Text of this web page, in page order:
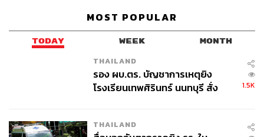
สามารถติดตาม THE STANDARD WEALTH
MOST POPULAR
TODAY WEEK MONTH
THAILAND
รอง ผบ.ตร. บัญชาการเหตุยิง
โรงเรียนเทพศิรินทร์ นนทบุรี สั่ง
1.5K
THAILAND